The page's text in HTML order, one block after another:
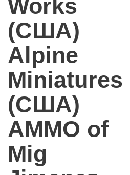
Works
(США)
Alpine
Miniatures
(США)
AMMO of
Mig